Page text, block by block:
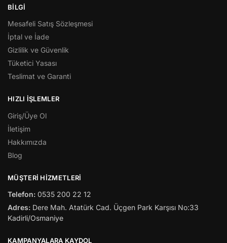
BİLGİ
Mesafeli Satış Sözleşmesi
İptal ve İade
Gizlilik ve Güvenlik
Tüketici Yasası
Teslimat ve Garanti
HIZLI İŞLEMLER
Giriş/Üye Ol
İletişim
Hakkımızda
Blog
MÜŞTERİ HİZMETLERİ
Telefon: 0535 200 22 12
Adres: Dere Mah. Atatürk Cad. Üçgen Park Karşısı No:33
Kadirli/Osmaniye
KAMPANYALARA KAYDOL